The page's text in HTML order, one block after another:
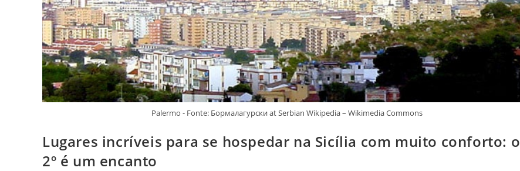
Palermo - Fonte: Бормалагурски at Serbian Wikipedia – Wikimedia Commons
Lugares incríveis para se hospedar na Sicília com muito conforto: o
2º é um encanto